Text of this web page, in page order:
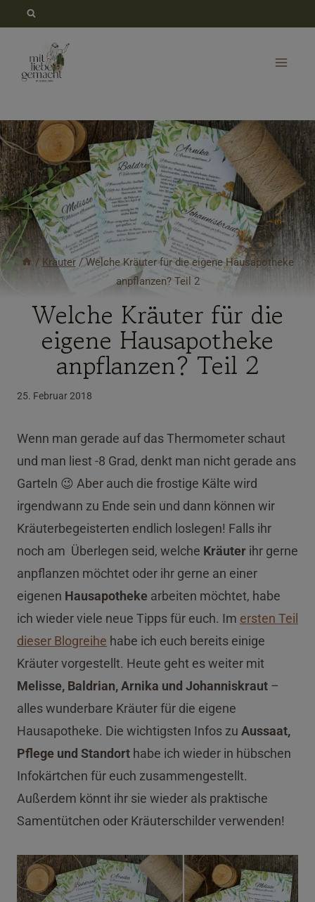
springen
/ Kräuter / Welche Kräuter für die eigene Hausapotheke
anpflanzen? Teil 2
Welche Kräuter für die
eigene Hausapotheke
anpflanzen? Teil 2
25. Februar 2018
Wenn man gerade auf das Thermometer schaut
und man liest -8 Grad, denkt man nicht gerade ans
Garteln 😉 Aber auch die frostige Kälte wird
irgendwann zu Ende sein und dann können wir
Kräuterbegeisterten endlich loslegen! Falls ihr
noch am Überlegen seid, welche Kräuter ihr gerne
anpflanzen möchtet oder ihr gerne an einer
eigenen Hausapotheke arbeiten möchtet, habe
ich wieder viele neue Tipps für euch. Im ersten Teil
dieser Blogreihe habe ich euch bereits einige
Kräuter vorgestellt. Heute geht es weiter mit
Melisse, Baldrian, Arnika und Johanniskraut –
alles wunderbare Kräuter für die eigene
Hausapotheke. Die wichtigsten Infos zu Aussaat,
Pflege und Standort habe ich wieder in hübschen
Infokärtchen für euch zusammengestellt.
Außerdem könnt ihr sie wieder als praktische
Samentütchen oder Kräuterschilder verwenden!